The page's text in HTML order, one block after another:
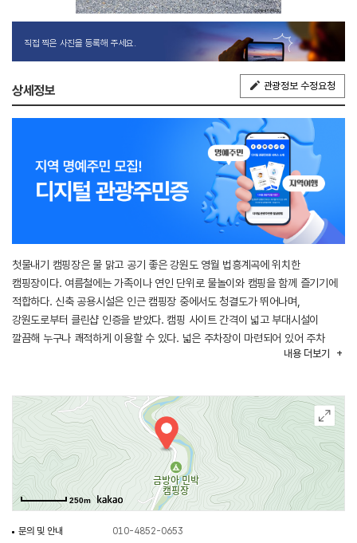
직접 찍은 사진을 등록해 주세요.
상세정보 관광정보 수정요청
첫물내기 캠핑장은 물 맑고 공기 좋은 강원도 영월 법흥계곡에 위치한
캠핑장이다. 여름철에는 가족이나 연인 단위로 물놀이와 캠핑을 함께 즐기기에
적합하다. 신축 공용시설은 인근 캠핑장 중에서도 청결도가 뛰어나며,
강원도로부터 클린샵 인증을 받았다. 캠핑 사이트 간격이 넓고 부대시설이
깔끔해 누구나 쾌적하게 이용할 수 있다. 넓은 주차장이 마련되어 있어 주차
내용 더보기
250m
문의 및 안내
010-4852-0653